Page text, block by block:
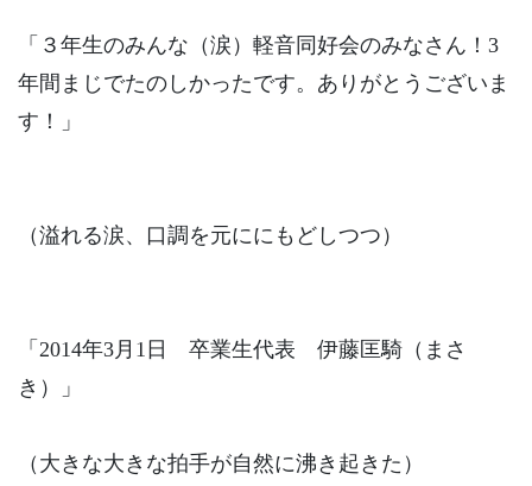
「３年生のみんな（涙）軽音同好会のみなさん！3
年間まじでたのしかったです。ありがとうございま
す！」
（溢れる涙、口調を元ににもどしつつ）
「2014年3月1日 卒業生代表 伊藤匡騎（まさ
き）」
（大きな大きな拍手が自然に沸き起きた）